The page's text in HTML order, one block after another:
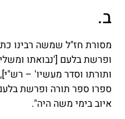
ב.
מסורת חז"ל שמשה רבינו
ופרשת בלעם ['נבואתו
ותורתו וסדר מעשיו' –
ספרו ספר תורה ופרשת
איוב בימי משה היה".